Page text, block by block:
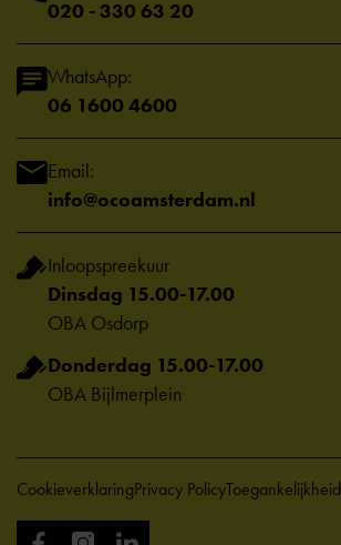
020 - 330 63 20
WhatsApp:
06 1600 4600
Email:
info@ocoamsterdam.nl
Inloopspreekuur
Dinsdag 15.00-17.00
OBA Osdorp
Donderdag 15.00-17.00
OBA Bijlmerplein
CookieverklaringPrivacy PolicyToegankelijkheid